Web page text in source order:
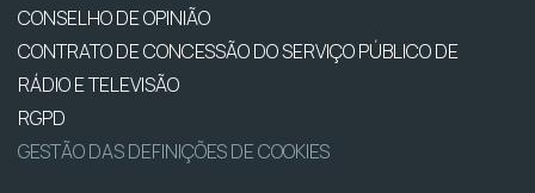
CONSELHO DE OPINIÃO
CONTRATO DE CONCESSÃO DO SERVIÇO PÚBLICO DE
RÁDIO E TELEVISÃO
RGPD
GESTÃO DAS DEFINIÇÕES DE COOKIES